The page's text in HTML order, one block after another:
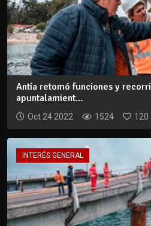
Antía retomó funciones y
apuntalamient...
Oct 24 2022 1524 120
INTERÉS GENERAL